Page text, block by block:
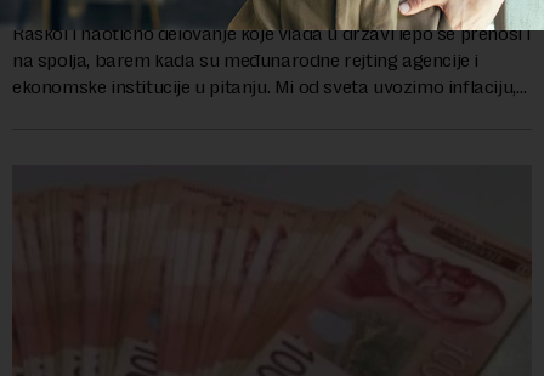
Raskol i haotično delovanje koje vlada u državi lepo se prenosi i
na spolja, barem kada su međunarodne rejting agencije i
ekonomske institucije u pitanju. Mi od sveta uvozimo inflaciju,